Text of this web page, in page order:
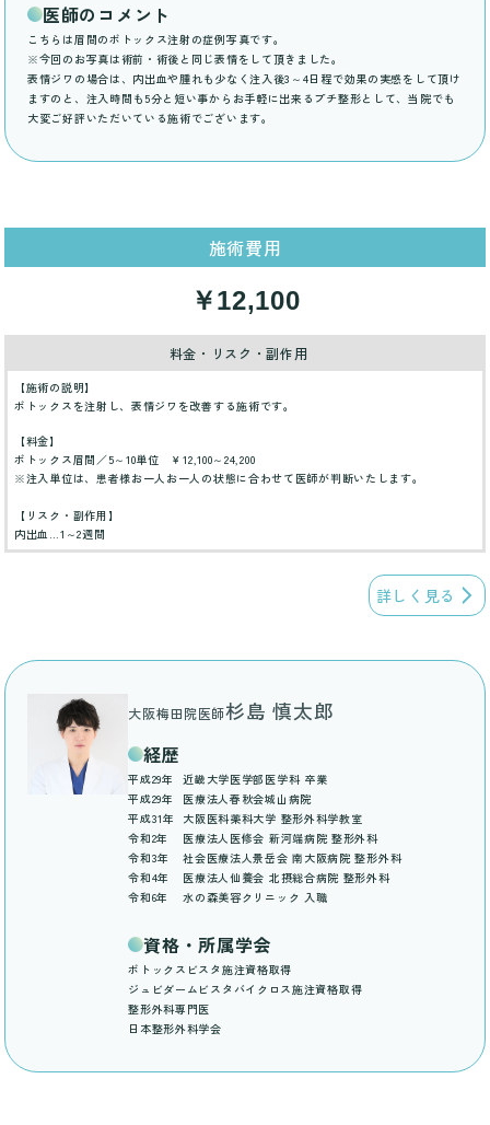
医師のコメント
こちらは眉間のボトックス注射の症例写真です。
※今回のお写真は術前・術後と同じ表情をして頂きました。
表情ジワの場合は、内出血や腫れも少なく注入後3～4日程で効果の実感をして頂け
ますのと、注入時間も5分と短い事からお手軽に出来るプチ整形として、当院でも
大変ご好評いただいている施術でございます。
施術費用
￥12,100
料金・リスク・副作用
【施術の説明】
ボトックスを注射し、表情ジワを改善する施術です。
【料金】
ボトックス眉間／5～10単位 ￥12,100～24,200
※注入単位は、患者様お一人お一人の状態に合わせて医師が判断いたします。
【リスク・副作用】
内出血…1～2週間
詳しく見る
大阪梅田院医師杉島 慎太郎
経歴
平成29年
近畿大学医学部医学科 卒業
平成29年
医療法人春秋会城山病院
平成31年
大阪医科薬科大学 整形外科学教室
令和2年
医療法人医修会 新河端病院 整形外科
令和3年
社会医療法人景岳会 南大阪病院 整形外科
令和4年
医療法人仙養会 北摂総合病院 整形外科
令和6年
水の森美容クリニック 入職
資格・所属学会
ボトックスビスタ施注資格取得
ジュビダームビスタバイクロス施注資格取得
整形外科専門医
日本整形外科学会